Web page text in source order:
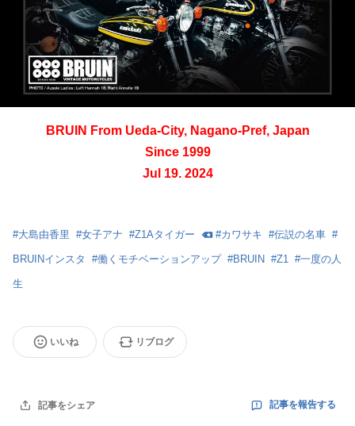
BRUIN From Ueda-City, Nagano-Pref, Japan
Since 1999
Jul 19. 2024
#大島由香里 #女子アナ #Z1Aタイガー #カワサキ #伝説の名車 #
BRUINインスタ #働くモチベーションアップ #BRUIN #Z1 #一度の人
生
いいね リブログ
記事をシェア 記事を報告する